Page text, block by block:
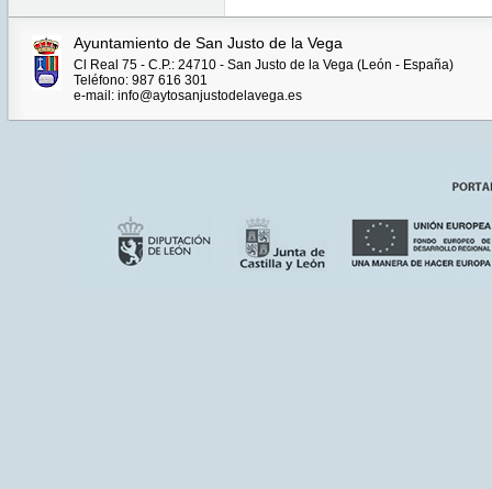
Ayuntamiento de San Justo de la Vega
Cl Real 75 - C.P.: 24710 - San Justo de la Vega (León - España)
Teléfono: 987 616 301
e-mail: info@aytosanjustodelavega.es